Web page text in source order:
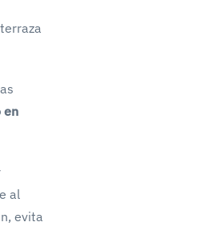
en
al
evita